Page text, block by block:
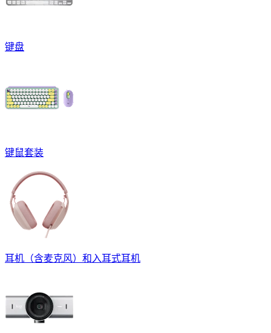
键盘
键鼠套装
耳机（含麦克风）和入耳式耳机